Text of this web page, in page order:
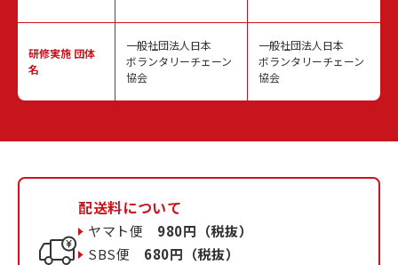
研修実施 団体
名
一般社団法人日本
ボランタリーチェーン
協会
一般社団法人日本
ボランタリーチェーン
協会
配送料について
ヤマト便 980円（税抜）
SBS便 680円（税抜）